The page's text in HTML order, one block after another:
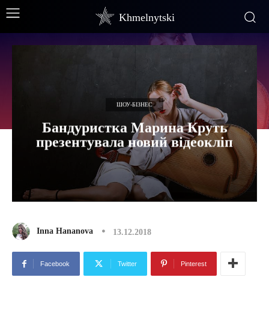
Khmelnytski
ШОУ-БІЗНЕС
Бандуристка Марина Круть
презентувала новий відеокліп
Inna Hananova 13.12.2018
Facebook Twitter Pinterest